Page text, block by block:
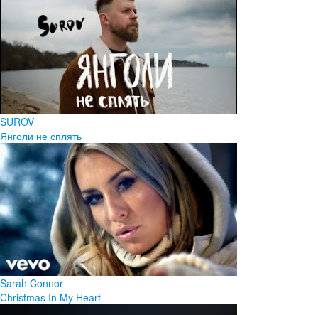
SUROV
Янголи не сплять
Sarah Connor
Christmas In My Heart